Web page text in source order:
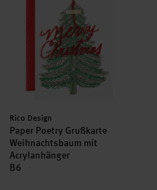
Hersteller:
Rico Design
Paper Poetry Grußkarte
Weihnachtsbaum mit
Acrylanhänger
B6